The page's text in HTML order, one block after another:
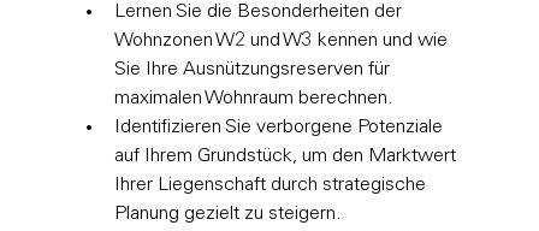
Lernen Sie die Besonderheiten der
Wohnzonen W2 und W3 kennen und wie
Sie Ihre Ausnützungsreserven für
maximalen Wohnraum berechnen.
Identifizieren Sie verborgene Potenziale
auf Ihrem Grundstück, um den Marktwert
Ihrer Liegenschaft durch strategische
Planung gezielt zu steigern.